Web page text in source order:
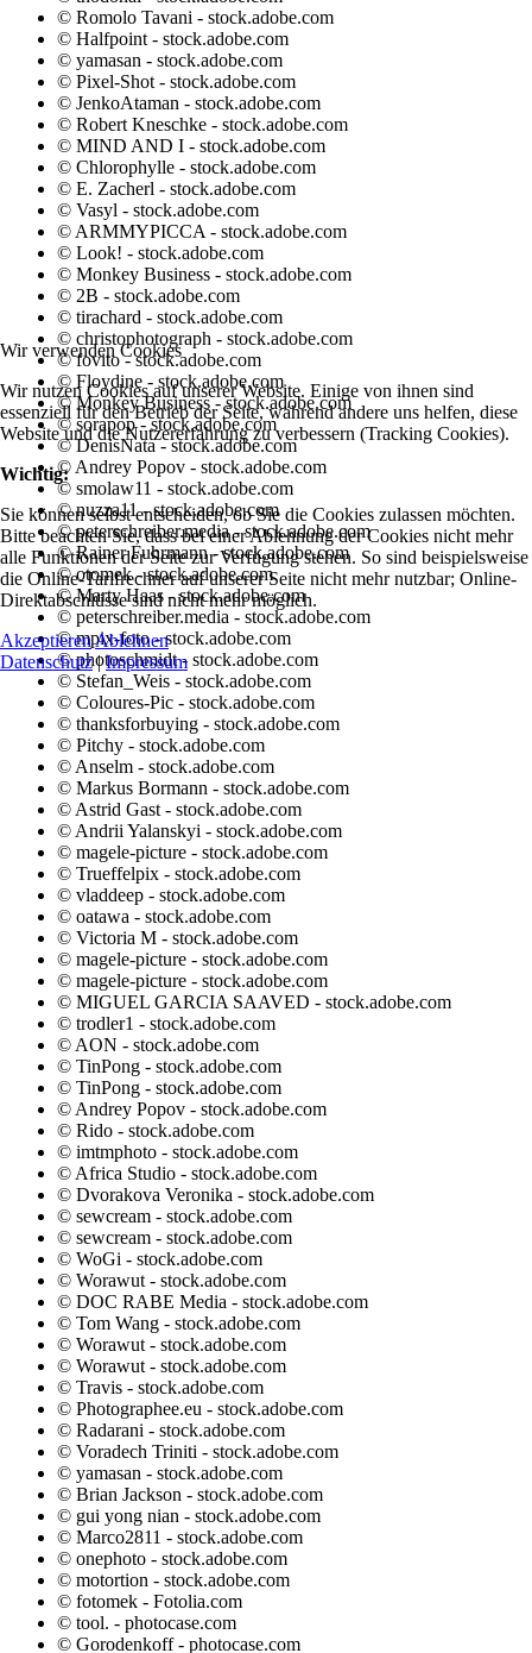
© Romolo Tavani - stock.adobe.com
© Halfpoint - stock.adobe.com
© yamasan - stock.adobe.com
© Pixel-Shot - stock.adobe.com
© JenkoAtaman - stock.adobe.com
© Robert Kneschke - stock.adobe.com
© MIND AND I - stock.adobe.com
© Chlorophylle - stock.adobe.com
© E. Zacherl - stock.adobe.com
© Vasyl - stock.adobe.com
© ARMMYPICCA - stock.adobe.com
© Look! - stock.adobe.com
© Monkey Business - stock.adobe.com
© 2B - stock.adobe.com
© tirachard - stock.adobe.com
© christophotograph - stock.adobe.com
© fovito - stock.adobe.com
© Floydine - stock.adobe.com
© Monkey Business - stock.adobe.com
© sorapop - stock.adobe.com
© DenisNata - stock.adobe.com
© Andrey Popov - stock.adobe.com
© smolaw11 - stock.adobe.com
© nuzza11 - stock.adobe.com
© peterschreiber.media - stock.adobe.com
© Rainer Fuhrmann - stock.adobe.com
© otomek - stock.adobe.com
© Marty Haas - stock.adobe.com
© peterschreiber.media - stock.adobe.com
© mpix-foto - stock.adobe.com
© photoschmidt - stock.adobe.com
© Stefan_Weis - stock.adobe.com
© Coloures-Pic - stock.adobe.com
© thanksforbuying - stock.adobe.com
© Pitchy - stock.adobe.com
© Anselm - stock.adobe.com
© Markus Bormann - stock.adobe.com
© Astrid Gast - stock.adobe.com
© Andrii Yalanskyi - stock.adobe.com
© magele-picture - stock.adobe.com
© Trueffelpix - stock.adobe.com
© vladdeep - stock.adobe.com
© oatawa - stock.adobe.com
© Victoria M - stock.adobe.com
© magele-picture - stock.adobe.com
© magele-picture - stock.adobe.com
© MIGUEL GARCIA SAAVED - stock.adobe.com
© trodler1 - stock.adobe.com
© AON - stock.adobe.com
© TinPong - stock.adobe.com
© TinPong - stock.adobe.com
© Andrey Popov - stock.adobe.com
© Rido - stock.adobe.com
© imtmphoto - stock.adobe.com
© Africa Studio - stock.adobe.com
© Dvorakova Veronika - stock.adobe.com
© sewcream - stock.adobe.com
© sewcream - stock.adobe.com
© WoGi - stock.adobe.com
© Worawut - stock.adobe.com
© DOC RABE Media - stock.adobe.com
© Tom Wang - stock.adobe.com
© Worawut - stock.adobe.com
© Worawut - stock.adobe.com
© Travis - stock.adobe.com
© Photographee.eu - stock.adobe.com
© Radarani - stock.adobe.com
© Voradech Triniti - stock.adobe.com
© yamasan - stock.adobe.com
© Brian Jackson - stock.adobe.com
© gui yong nian - stock.adobe.com
© Marco2811 - stock.adobe.com
© onephoto - stock.adobe.com
© motortion - stock.adobe.com
© fotomek - Fotolia.com
© tool. - photocase.com
© Gorodenkoff - photocase.com
Wir verwenden Cookies
Wir nutzen Cookies auf unserer Website. Einige von ihnen sind
essenziell für den Betrieb der Seite, während andere uns helfen, diese
Website und die Nutzererfahrung zu verbessern (Tracking Cookies).
Wichtig:
Sie können selbst entscheiden, ob Sie die Cookies zulassen möchten.
Bitte beachten Sie, dass bei einer Ablehnung der Cookies nicht mehr
alle Funktionen der Seite zur Verfügung stehen. So sind beispielsweise
die Online-Tarifrechner auf unserer Seite nicht mehr nutzbar; Online-
Direktabschlüsse sind nicht mehr möglich.
AkzeptierenAblehnen
Datenschutz|Impressum